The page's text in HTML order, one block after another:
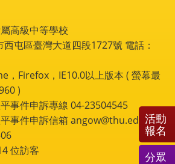
高級中等學校
屯區臺灣大道四段1727號 電話：
，Firefox，IE10.0以上版本 ( 螢幕最
)
事件申訴專線 04-23504545
事件申訴信箱 angow@thu.edu.tw
位訪客
活動
報名
分眾